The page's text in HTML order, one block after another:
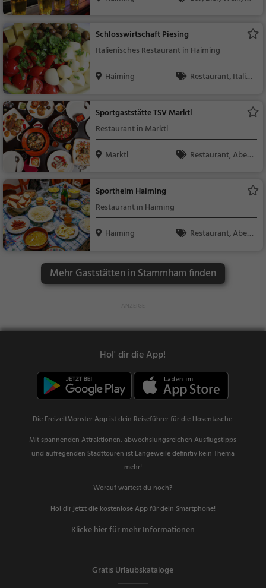
Schlosswirtschaft Piesing
Italienisches Restaurant in Haiming
Haiming
Restaurant, Italie
ndessen, Vegetarisc
Sportgaststätte TSV Marktl
Restaurant in Marktl
Marktl
Restaurant, Aben
Sportheim Haiming
Restaurant in Haiming
Haiming
Restaurant, Aben
Mehr Gaststätten in Stammham finden
Hol' dir die App!
Die FreizeitMonster App ist dein Reiseführer für die Hosentasche.
Mit spannenden Attraktionen, abwechslungsreichen Ausflugstipps
und aufregenden Stadttouren ist Langeweile definitiv kein Thema
mehr!
Worauf wartest du noch?
Hol dir jetzt die kostenlose App für dein Smartphone!
Klicke hier für mehr Informationen
Gratis Urlaubskataloge